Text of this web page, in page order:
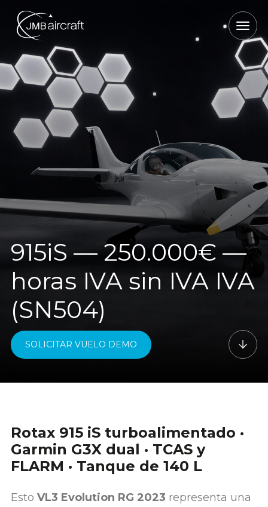
915iS — 250.000€ —
horas IVA sin IVA IVA
(SN504)
SOLICITAR VUELO DEMO
Rotax 915 iS turboalimentado ·
Garmin G3X dual · TCAS y
FLARM · Tanque de 140 L
Esto VL3 Evolution RG 2023 representa una